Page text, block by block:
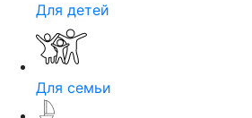
Для детей
Для семьи